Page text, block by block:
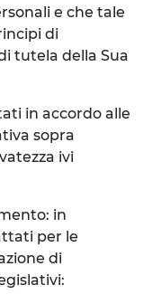
e che tale
di
tutela della Sua
in accordo alle
sopra
ivi
in
per le
di